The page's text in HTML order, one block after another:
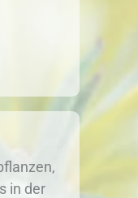
in der